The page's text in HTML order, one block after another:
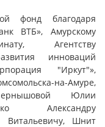
фонд благодаря
ВТБ», Амурскому
Агентству
инноваций
"Иркут"»,
на-Амуре,
Юлии
Александру
Витальевичу, Шнит